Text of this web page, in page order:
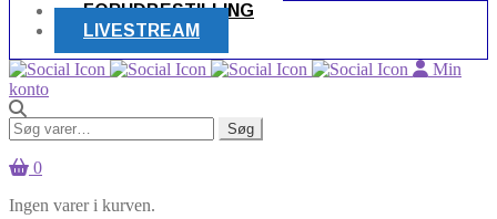
FORUDBESTILLING
LIVESTREAM
Min
konto
Søg
efter:
Søg
0
Ingen varer i kurven.